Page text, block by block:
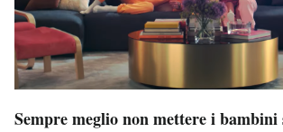
Sempre meglio non mettere i bambini